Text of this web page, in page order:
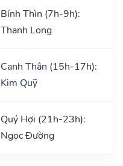
Bính Thìn (7h-9h):
Thanh Long
Canh Thân (15h-17h):
Kim Quỹ
Quý Hợi (21h-23h):
Ngọc Đường